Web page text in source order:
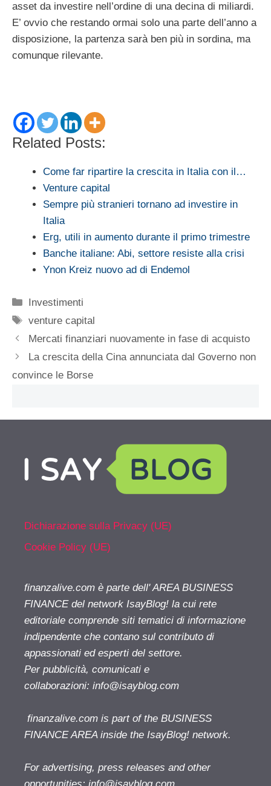
asset da investire nell’ordine di una decina di miliardi.
E’ ovvio che restando ormai solo una parte dell’anno a
disposizione, la partenza sarà ben più in sordina, ma
comunque rilevante.
Related Posts:
Come far ripartire la crescita in Italia con il…
Venture capital
Sempre più stranieri tornano ad investire in
Italia
Erg, utili in aumento durante il primo trimestre
Banche italiane: Abi, settore resiste alla crisi
Ynon Kreiz nuovo ad di Endemol
Categorie
Investimenti
Tag
venture capital
Mercati finanziari nuovamente in fase di acquisto
La crescita della Cina annunciata dal Governo non
convince le Borse
Dichiarazione sulla Privacy (UE)
Cookie Policy (UE)
finanzalive.com è parte dell' AREA BUSINESS
FINANCE del network IsayBlog! la cui rete
editoriale comprende siti tematici di informazione
indipendente che contano sul contributo di
appassionati ed esperti del settore.
Per pubblicità, comunicati e
collaborazioni: info@isayblog.com
finanzalive.com is part of the BUSINESS
FINANCE AREA inside the IsayBlog! network.
For advertising, press releases and other